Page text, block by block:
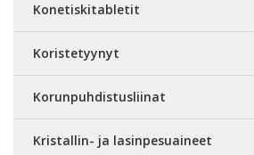
Konetiskitabletit
Koristetyynyt
Korunpuhdistusliinat
Kristallin- ja lasinpesuaineet